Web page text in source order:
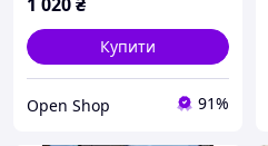
Купити
Open Shop 91%